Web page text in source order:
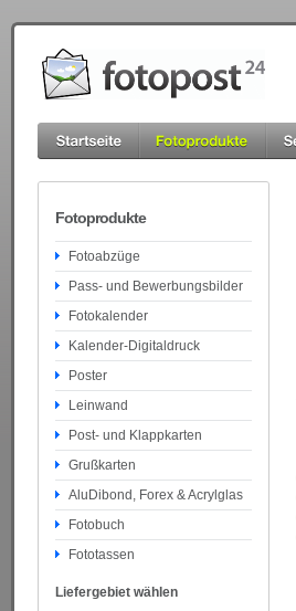
Fotoprodukte
Fotoabzüge
Pass- und Bewerbungsbilder
Fotokalender
Kalender-Digitaldruck
Poster
Leinwand
Post- und Klappkarten
Grußkarten
AluDibond, Forex & Acrylglas
Fotobuch
Fototassen
Liefergebiet wählen